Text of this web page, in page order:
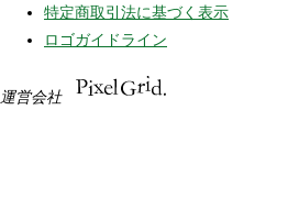
特定商取引法に基づく表示
ロゴガイドライン
運営会社